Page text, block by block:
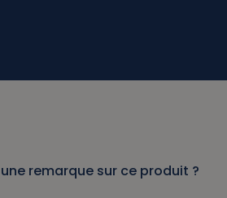
remarque sur ce produit ?